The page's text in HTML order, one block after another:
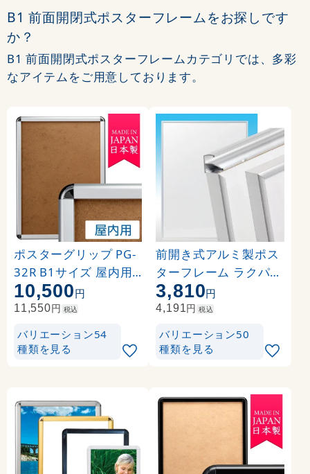
B1 前面開閉式ポスターフレームをお探しです
か？
B1 前面開閉式ポスターフレームカテゴリでは、多彩
なアイテムをご用意しております。
ポスターグリップ PG-
32R B1サイズ 屋内用
角丸 シルバー
10,500円
11,550円 税込
バリエーション54
種類を見る
前開き式アルミ製ポス
ターフレーム ラクパネ
B1 シルバー
3,810円
4,191円 税込
バリエーション50
種類を見る